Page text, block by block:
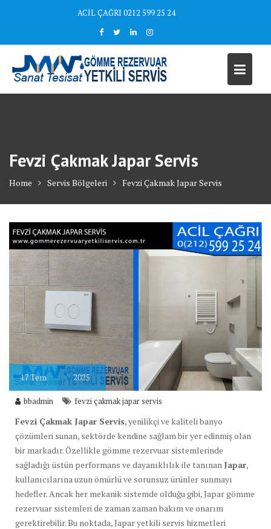
ACİL ÇAĞRI 0212 599 25 24
Fevzi Çakmak Japar Servis
Home Servis Bölgeleri Fevzi Çakmak Japar Servis
17Tem 2025
bbadmin fevzi çakmak japar servis
Fevzi Çakmak Japar Servis, yenilikçi ve kaliteli banyo
çözümleri sunan, sektörde kendine sağlam bir yer edinmiş olan
bir markadır. Özellikle gömme rezervuar sistemlerinde
sağladığı üstün performans ve dayanıklılık ile tanınan Japar,
kullanıcılarına uzun ömürlü ve sorunsuz ürünler sunmayı
hedefler. Ancak her mekanik sistemde olduğu gibi, Japar gömme
rezervuar sistemleri de zaman zaman bakım ve onarım
gerektirebilir. Bu noktada, Japar yetkili servis hizmetleri